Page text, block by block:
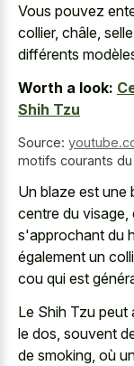
Vous pouvez
collier, châle,
différents
Worth a look:
Shih Tzu
Source:
motifs courants
Un blaze est une
centre du visage,
s'approchant du
également un
cou qui est
Le Shih Tzu peut
le dos, souvent
de smoking, où